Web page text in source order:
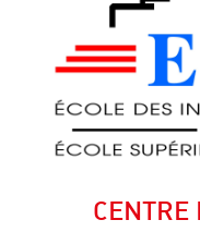
CENTRE